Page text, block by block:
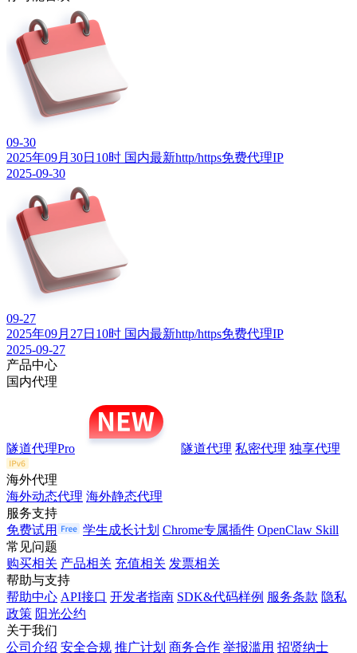
09-30
2025年09月30日10时 国内最新http/https免费代理IP
2025-09-30
09-27
2025年09月27日10时 国内最新http/https免费代理IP
2025-09-27
产品中心
国内代理
隧道代理Pro 隧道代理 私密代理 独享代理
海外代理
海外动态代理 海外静态代理
服务支持
免费试用
学生成长计划 Chrome专属插件 OpenClaw Skill
常见问题
购买相关 产品相关 充值相关 发票相关
帮助与支持
帮助中心 API接口 开发者指南 SDK&代码样例 服务条款 隐私
政策 阳光公约
关于我们
公司介绍 安全合规 推广计划 商务合作 举报滥用 招贤纳士